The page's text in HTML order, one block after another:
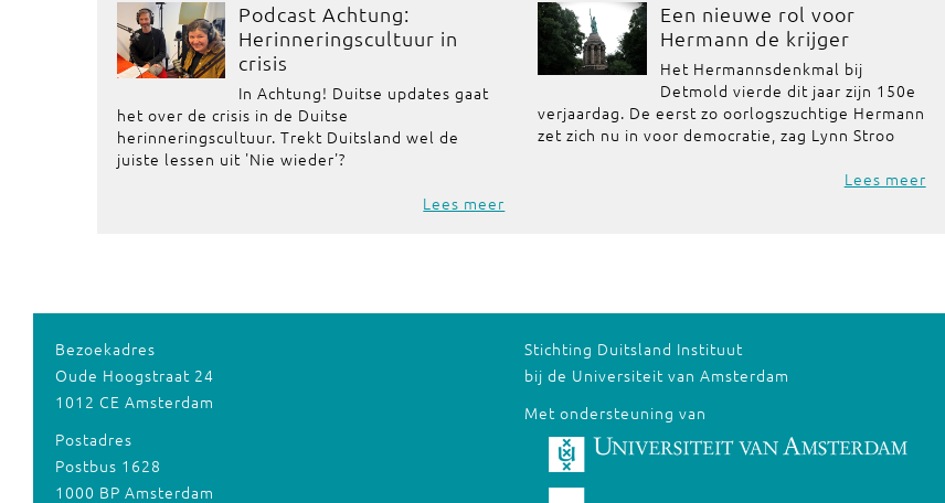
Podcast Achtung:
Herinneringscultuur in
crisis
In Achtung! Duitse updates gaat
het over de crisis in de Duitse
herinneringscultuur. Trekt Duitsland wel de
juiste lessen uit 'Nie wieder'?
Lees meer
Een nieuwe rol voor
Hermann de krijger
Het Hermannsdenkmal bij
Detmold vierde dit jaar zijn 150e
verjaardag. De eerst zo oorlogszuchtige Hermann
zet zich nu in voor democratie, zag Lynn Stroo
Lees meer
Bezoekadres
Oude Hoogstraat 24
1012 CE Amsterdam
Postadres
Postbus 1628
1000 BP Amsterdam
Stichting Duitsland Instituut
bij de Universiteit van Amsterdam
Met ondersteuning van